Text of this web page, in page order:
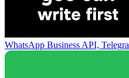
WhatsApp Business API,